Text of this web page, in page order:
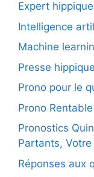
Expert hippique
Intelligence
Machine
Presse hippique
Prono pour le
Prono
Pronostics
Partants,
Réponses aux